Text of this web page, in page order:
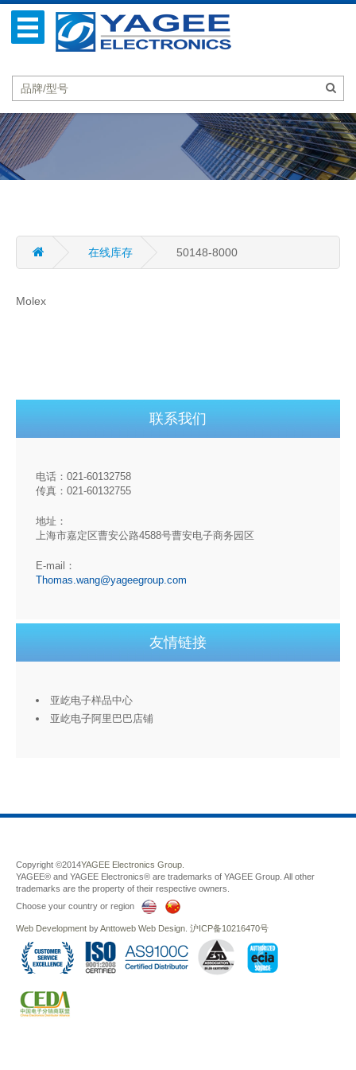
在线库存 50148-8000
Molex
联系我们
电话：021-60132758
传真：021-60132755
地址：
上海市嘉定区曹安公路4588号曹安电子商务园区
E-mail：
Thomas.wang@yageegroup.com
友情链接
亚屹电子样品中心
亚屹电子阿里巴巴店铺
Copyright ©2014YAGEE Electronics Group.
YAGEE® and YAGEE Electronics® are trademarks of YAGEE Group. All other
trademarks are the property of their respective owners.
Choose your country or region
Web Development byAnttoweb Web Design 沪ICP备10216470号